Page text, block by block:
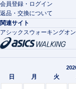
会員登録・ログイン
返品・交換について
関連サイト
アシックスウォーキングオ
日 月 火